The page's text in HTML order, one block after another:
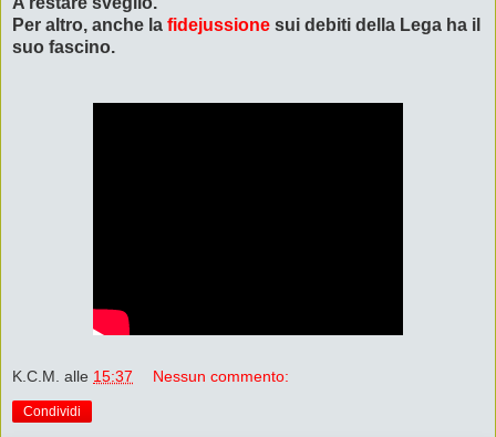
Per altro, anche la fidejussione sui debiti della Lega ha il
suo fascino.
K.C.M. alle 15:37 Nessun commento:
Condividi